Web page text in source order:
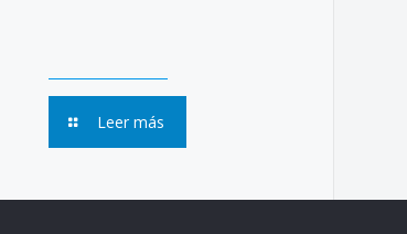
Leer más